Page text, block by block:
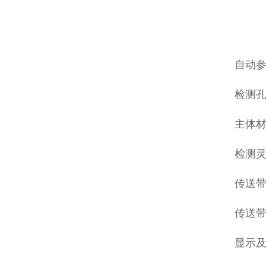
自动
检测
主体
检测
传送
传送
显示